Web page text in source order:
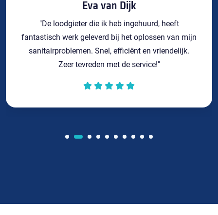
Eva van Dijk
"De loodgieter die ik heb ingehuurd, heeft
fantastisch werk geleverd bij het oplossen van mijn
sanitairproblemen. Snel, efficiënt en vriendelijk.
Zeer tevreden met de service!"